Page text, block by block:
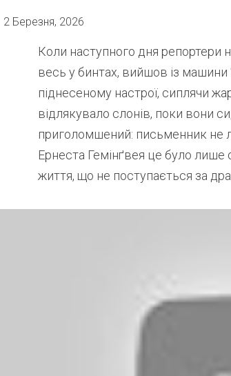
2 Березня, 2026
Коли наступного дня репортери
весь у бинтах, вийшов із
піднесеному настрої, сиплячи
відлякувало слонів, поки вони
приголомшений: письменник не
Ернеста Гемінґвея це було лише
життя, що не поступається за